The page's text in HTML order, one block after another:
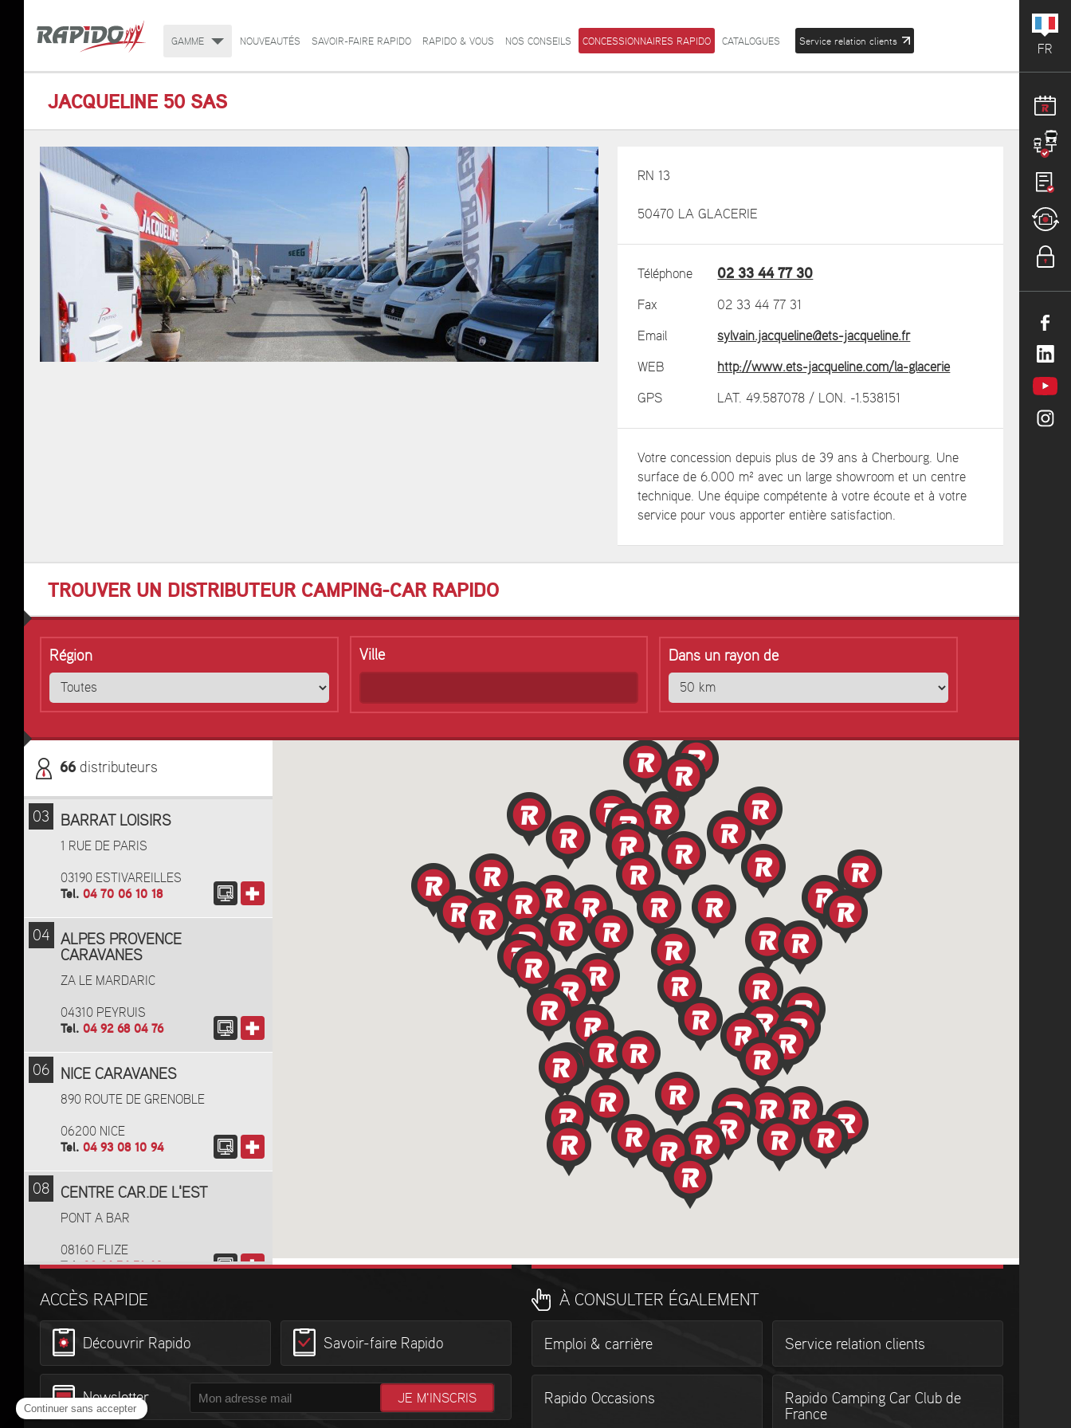
FR
GAMME NOUVEAUTÉS SAVOIR-FAIRE RAPIDO RAPIDO & VOUS NOS CONSEILS CONCESSIONNAIRES RAPIDO CATALOGUES Service relation clients
JACQUELINE 50 SAS
RN 13
50470 LA GLACERIE
Téléphone 02 33 44 77 30
Fax 02 33 44 77 31
Email sylvain.jacqueline@ets-jacqueline.fr
WEB http://www.ets-jacqueline.com/la-glacerie
GPS LAT. 49.587078 / LON. -1.538151
Votre concession depuis plus de 39 ans à Cherbourg. Une
surface de 6.000 m² avec un large showroom et un centre
technique. Une équipe compétente à votre écoute et à votre
service pour vous apporter entière satisfaction.
TROUVER UN DISTRIBUTEUR CAMPING-CAR RAPIDO
Région Ville Dans un rayon de
66 distributeurs
03 BARRAT LOISIRS
1 RUE DE PARIS
03190 ESTIVAREILLES
Tel. 04 70 06 10 18
04
ALPES PROVENCE
CARAVANES
ZA LE MARDARIC
04310 PEYRUIS
Tel. 04 92 68 04 76
06 NICE CARAVANES
890 ROUTE DE GRENOBLE
06200 NICE
Tel. 04 93 08 10 94
08 CENTRE CAR.DE L'EST
PONT A BAR
08160 FLIZE
Tel.03 24 54 51 46
11
670 rue Paul Henri Mouton
11000 CARCASSONNE
Tel.
ACCÈS RAPIDE
Découvrir Rapido Savoir-faire Rapido
Newsletter
À CONSULTER ÉGALEMENT
Emploi & carrière Service relation clients
Rapido Occasions
Rapido Camping Car Club de
France